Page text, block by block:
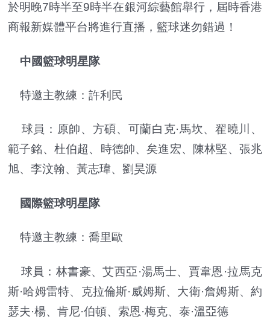
於明晚7時半至9時半在銀河綜藝館舉行，屆時香港
商報新媒體平台將進行直播，籃球迷勿錯過！
中國籃球明星隊
特邀主教練：許利民
球員：原帥、方碩、可蘭白克·馬坎、翟曉川、
範子銘、杜伯超、時德帥、矣進宏、陳林堅、張兆
旭、李汶翰、黃志瑋、劉昊源
國際籃球明星隊
特邀主教練：喬里歐
球員：林書豪、艾西亞·湯馬士、賈韋恩·拉馬克
斯·哈姆雷特、克拉倫斯·威姆斯、大衛·詹姆斯、約
瑟夫·楊、肯尼·伯頓、索恩·梅克、泰·溫亞德